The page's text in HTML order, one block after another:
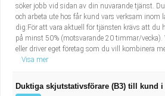
söker jobb vid sidan av din nuvarande tjänst.
och arbeta ute hos får kund vars verksam inom
dig:För att vara aktuell för tjänsten krävs att du
på minst 50% (motsvarande 20 timmar/vecka).
eller driver eget företag som du vill kombinera
Visa mer
Duktiga skjutstativsförare (B3) till kund